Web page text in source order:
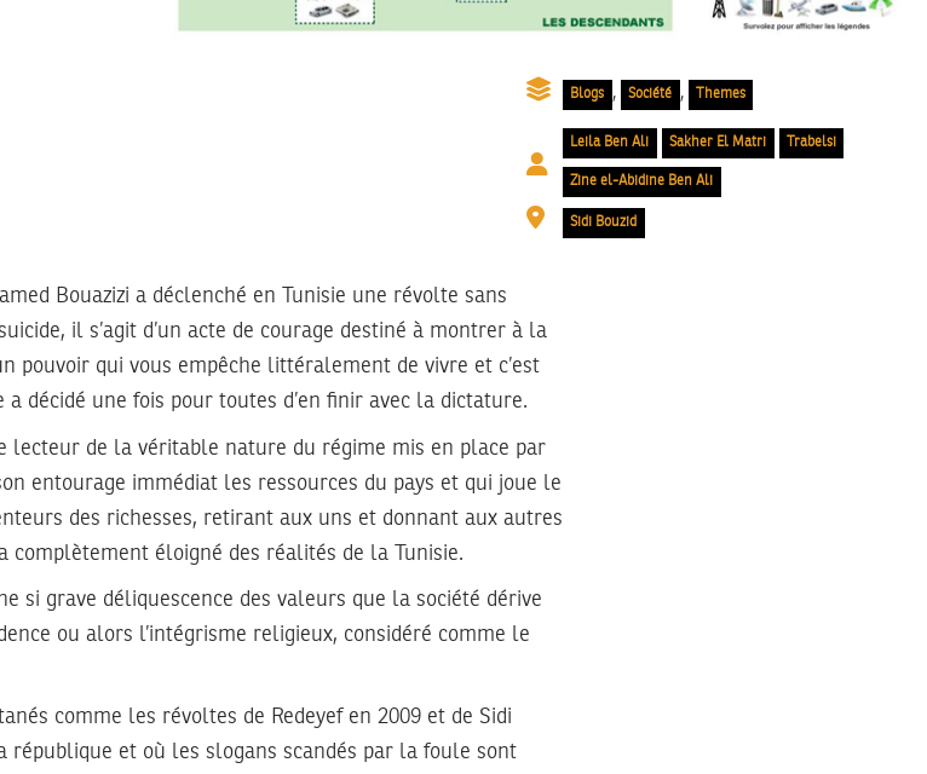
Blogs , Société , Themes
Leila Ben Ali Sakher El Matri Trabelsi
Zine el-Abidine Ben Ali
Sidi Bouzid
Bouazizi a déclenché en Tunisie une révolte sans
il s’agit d’un acte de courage destiné à montrer à la
pouvoir qui vous empêche littéralement de vivre et c’est
décidé une fois pour toutes d’en finir avec la dictature.
lecteur de la véritable nature du régime mis en place par
entourage immédiat les ressources du pays et qui joue le
des richesses, retirant aux uns et donnant aux autres
complètement éloigné des réalités de la Tunisie.
si grave déliquescence des valeurs que la société dérive
ou alors l’intégrisme religieux, considéré comme le
comme les révoltes de Redeyef en 2009 et de Sidi
république et où les slogans scandés par la foule sont